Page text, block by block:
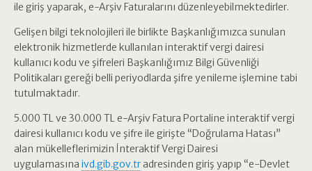
ile giriş yaparak, e-Arşiv Faturalarını düzenleyebilmektedirler.
Gelişen bilgi teknolojileri ile birlikte Başkanlığımızca sunulan
elektronik hizmetlerde kullanılan interaktif vergi dairesi
kullanıcı kodu ve şifreleri Başkanlığımız Bilgi Güvenliği
Politikaları gereği belli periyodlarda şifre yenileme işlemine tabi
tutulmaktadır.
5.000 TL ve 30.000 TL e-Arşiv Fatura Portaline interaktif vergi
dairesi kullanıcı kodu ve şifre ile girişte “Doğrulama Hatası”
alan mükelleflerimizin İnteraktif Vergi Dairesi
uygulamasına ivd.gib.gov.tr adresinden giriş yapıp “e-Devlet